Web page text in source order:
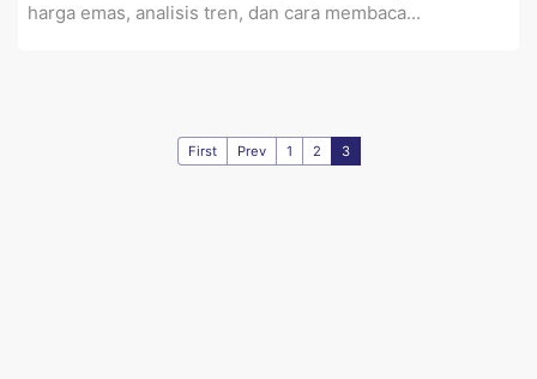
harga emas, analisis tren, dan cara membaca...
First Prev 1 2 3